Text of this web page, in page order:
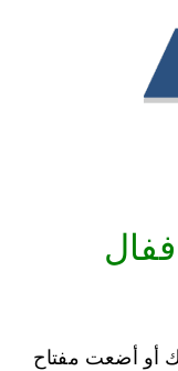
أو أضعت مفتاح